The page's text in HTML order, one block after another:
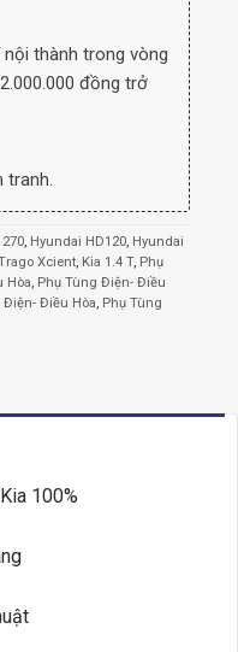
thành trong vòng
đồng trở
tranh.
, Hyundai HD120, Hyundai
Xcient, Kia 1.4 T, Phụ
Hòa, Phụ Tùng Điện- Điều
Điện- Điều Hòa, Phụ Tùng
100%